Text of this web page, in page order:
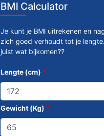
BMI Calculator
Je kunt je BMI uitrekenen en
zich goed verhoudt tot je
juist wat bijkomen??
Lengte (cm) *
Gewicht (Kg) *